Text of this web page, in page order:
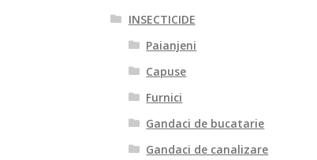
INSECTICIDE
Paianjeni
Capuse
Furnici
Gandaci de bucatarie
Gandaci de canalizare